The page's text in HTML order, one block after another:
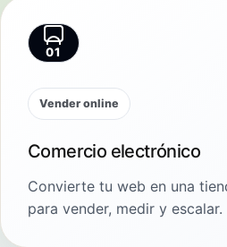
01
Vender online
Comercio electrónico
Convierte tu web en una
para vender, medir y escalar.